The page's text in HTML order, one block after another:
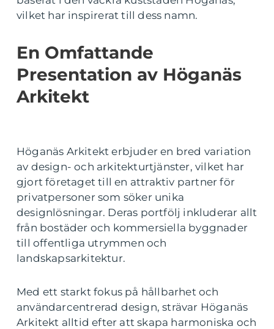
vilket har inspirerat till dess namn.
En Omfattande
Presentation av Höganäs
Arkitekt
Höganäs Arkitekt erbjuder en bred variation
av design- och arkitekturtjänster, vilket har
gjort företaget till en attraktiv partner för
privatpersoner som söker unika
designlösningar. Deras portfölj inkluderar allt
från bostäder och kommersiella byggnader
till offentliga utrymmen och
landskapsarkitektur.
Med ett starkt fokus på hållbarhet och
användarcentrerad design, strävar Höganäs
Arkitekt alltid efter att skapa harmoniska och